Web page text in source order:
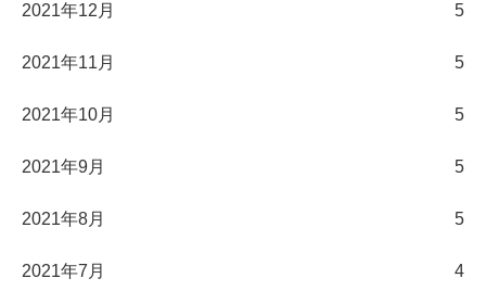
2021年12月 5
2021年11月 5
2021年10月 5
2021年9月 5
2021年8月 5
2021年7月 4